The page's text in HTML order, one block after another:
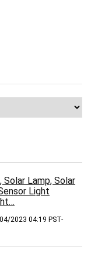
Lamp, Solar
Light
2023 04:19 PST-